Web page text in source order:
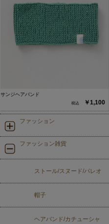
サンジヘアバンド
￥1,100
ファッション
ファッション雑貨
ストール/スヌード/パレオ
帽子
ヘアバンド/カチューシャ